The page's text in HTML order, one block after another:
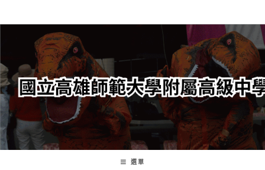
轉
要
內
容
選單